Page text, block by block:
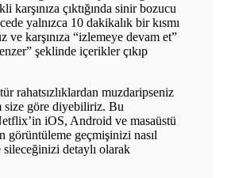
karşınıza çıktığında sinir bozucu
yalnızca 10 dakikalık bir kısmı
ve karşınıza “izlemeye devam et”
şeklinde içerikler çıkıp
rahatsızlıklardan muzdaripseniz
size göre diyebiliriz. Bu
iOS, Android ve masaüstü
görüntüleme geçmişinizi nasıl
sileceğinizi detaylı olarak